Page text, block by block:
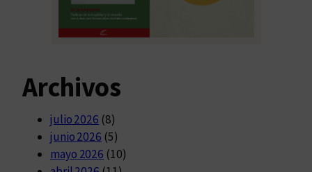
Archivos
julio 2026 (8)
junio 2026 (5)
mayo 2026 (10)